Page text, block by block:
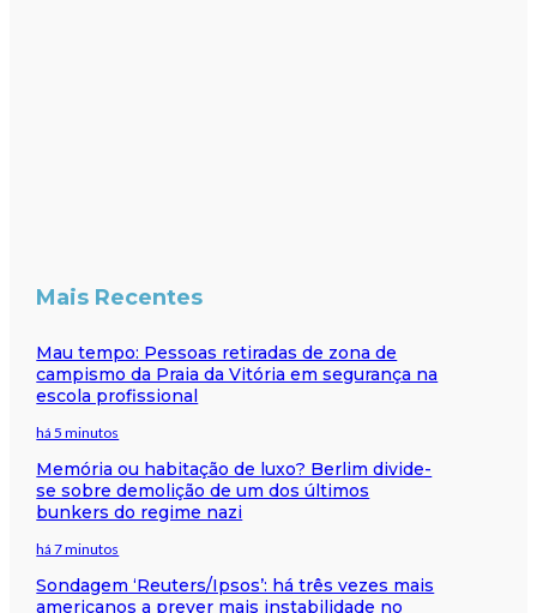
Mais Recentes
Mau tempo: Pessoas retiradas de zona de
campismo da Praia da Vitória em segurança na
escola profissional
há 5 minutos
Memória ou habitação de luxo? Berlim divide-
se sobre demolição de um dos últimos
bunkers do regime nazi
há 7 minutos
Sondagem ‘Reuters/Ipsos’: há três vezes mais
americanos a prever mais instabilidade no